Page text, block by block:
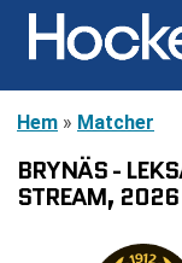
Hem » Matcher
BRYNÄS -
STREAM, 2026